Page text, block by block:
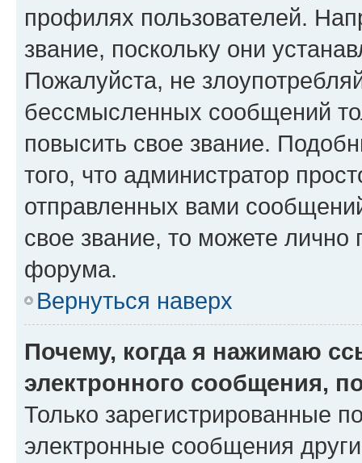
профилях пользователей.
звание, поскольку они
Пожалуйста, не
бессмысленных сообщений
повысить свое звание.
того, что администратор
отправленных вами
свое звание, то можете лично
форума.
Вернуться наверх
Почему, когда я нажимаю
электронного сообщения,
Только зарегистрированные
электронные сообщения